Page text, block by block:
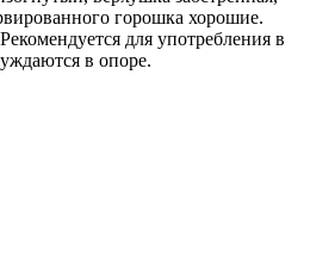
горошка хорошие.
для употребления в
в опоре.